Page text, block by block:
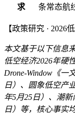
求
条常态航
【政策研究 · 2026
本文基于以下信息
低空经济2026年硬
Drone-Window《一
日）、圆象低空产
年5月25日）、潮
日）等，核心事实